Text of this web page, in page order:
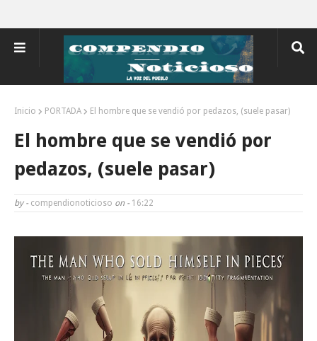
Inicio PORTADA El hombre que se vendió por pedazos, (suele pasar)
El hombre que se vendió por
pedazos, (suele pasar)
by - compendionoticioso on - 16:22